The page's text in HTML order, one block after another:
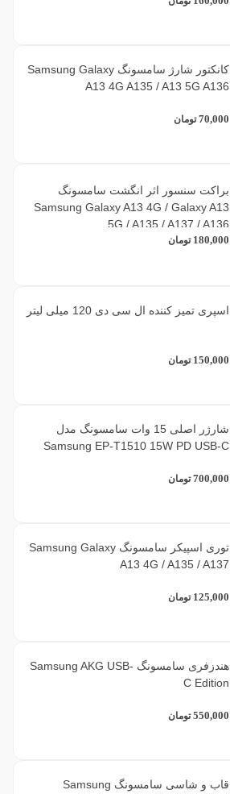
کانکتور شارژ سامسونگ Samsung Galaxy
A13 4G A135 / A13 5G A136
70,000 تومان
براکت سنسور اثر انگشت سامسونگ
Samsung Galaxy A13 4G / Galaxy A13
5G / A135 / A137 / A136
180,000 تومان
اسپری تمیز کننده ال سی دی 120 میلی لیتر
150,000 تومان
شارژر اصلی 15 وات سامسونگ مدل
Samsung EP-T1510 15W PD USB-C
700,000 تومان
توری اسپیکر سامسونگ Samsung Galaxy
A13 4G / A135 / A137
125,000 تومان
هندزفری سامسونگ Samsung AKG USB-
C Edition
550,000 تومان
قاب و شاسی سامسونگ Samsung